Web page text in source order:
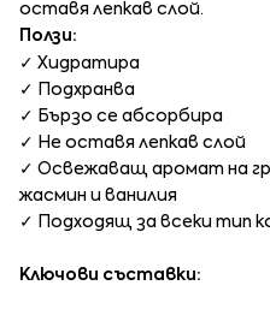
оставя лепкав слой.
Ползи:
✓ Хидратира
✓ Подхранва
✓ Бързо се абсорбира
✓ Не оставя лепкав слой
✓ Освежаващ аромат на
жасмин и ванилия
✓ Подходящ за всеки тип
Ключови съставки: